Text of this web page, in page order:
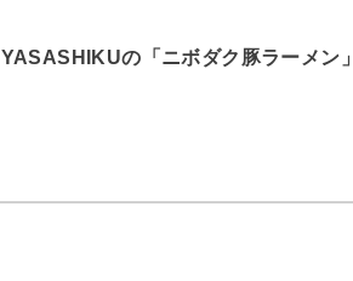
の「ニボダク豚ラーメン